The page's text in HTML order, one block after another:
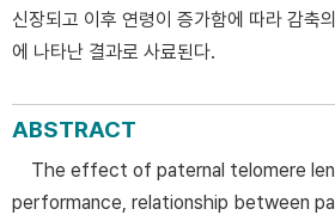
신장되고 이후 연령이 증가함에 따라 감축
에 나타난 결과로 사료된다.
ABSTRACT
The effect of paternal telomere
performance, relationship between